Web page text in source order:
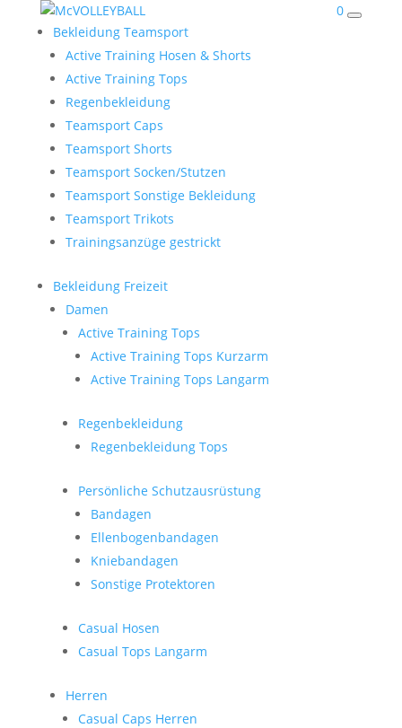
0
Bekleidung Teamsport
Active Training Hosen & Shorts
Active Training Tops
Regenbekleidung
Teamsport Caps
Teamsport Shorts
Teamsport Socken/Stutzen
Teamsport Sonstige Bekleidung
Teamsport Trikots
Trainingsanzüge gestrickt
Bekleidung Freizeit
Damen
Active Training Tops
Active Training Tops Kurzarm
Active Training Tops Langarm
Regenbekleidung
Regenbekleidung Tops
Persönliche Schutzausrüstung
Bandagen
Ellenbogenbandagen
Kniebandagen
Sonstige Protektoren
Casual Hosen
Casual Tops Langarm
Herren
Casual Caps Herren